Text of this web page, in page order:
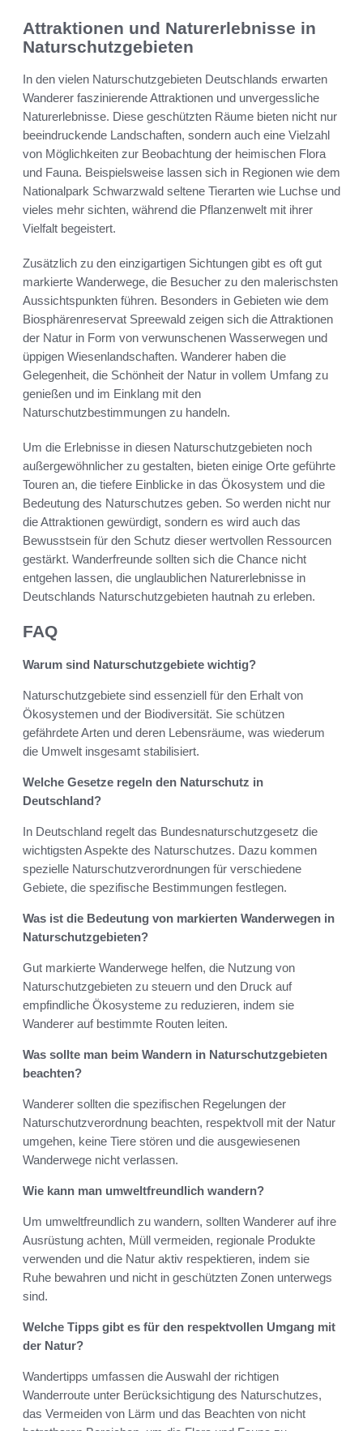
Attraktionen und Naturerlebnisse in
Naturschutzgebieten
In den vielen Naturschutzgebieten Deutschlands erwarten
Wanderer faszinierende Attraktionen und unvergessliche
Naturerlebnisse. Diese geschützten Räume bieten nicht nur
beeindruckende Landschaften, sondern auch eine Vielzahl
von Möglichkeiten zur Beobachtung der heimischen Flora
und Fauna. Beispielsweise lassen sich in Regionen wie dem
Nationalpark Schwarzwald seltene Tierarten wie Luchse und
vieles mehr sichten, während die Pflanzenwelt mit ihrer
Vielfalt begeistert.
Zusätzlich zu den einzigartigen Sichtungen gibt es oft gut
markierte Wanderwege, die Besucher zu den malerischsten
Aussichtspunkten führen. Besonders in Gebieten wie dem
Biosphärenreservat Spreewald zeigen sich die Attraktionen
der Natur in Form von verwunschenen Wasserwegen und
üppigen Wiesenlandschaften. Wanderer haben die
Gelegenheit, die Schönheit der Natur in vollem Umfang zu
genießen und im Einklang mit den
Naturschutzbestimmungen zu handeln.
Um die Erlebnisse in diesen Naturschutzgebieten noch
außergewöhnlicher zu gestalten, bieten einige Orte geführte
Touren an, die tiefere Einblicke in das Ökosystem und die
Bedeutung des Naturschutzes geben. So werden nicht nur
die Attraktionen gewürdigt, sondern es wird auch das
Bewusstsein für den Schutz dieser wertvollen Ressourcen
gestärkt. Wanderfreunde sollten sich die Chance nicht
entgehen lassen, die unglaublichen Naturerlebnisse in
Deutschlands Naturschutzgebieten hautnah zu erleben.
FAQ
Warum sind Naturschutzgebiete wichtig?
Naturschutzgebiete sind essenziell für den Erhalt von
Ökosystemen und der Biodiversität. Sie schützen
gefährdete Arten und deren Lebensräume, was wiederum
die Umwelt insgesamt stabilisiert.
Welche Gesetze regeln den Naturschutz in
Deutschland?
In Deutschland regelt das Bundesnaturschutzgesetz die
wichtigsten Aspekte des Naturschutzes. Dazu kommen
spezielle Naturschutzverordnungen für verschiedene
Gebiete, die spezifische Bestimmungen festlegen.
Was ist die Bedeutung von markierten Wanderwegen in
Naturschutzgebieten?
Gut markierte Wanderwege helfen, die Nutzung von
Naturschutzgebieten zu steuern und den Druck auf
empfindliche Ökosysteme zu reduzieren, indem sie
Wanderer auf bestimmte Routen leiten.
Was sollte man beim Wandern in Naturschutzgebieten
beachten?
Wanderer sollten die spezifischen Regelungen der
Naturschutzverordnung beachten, respektvoll mit der Natur
umgehen, keine Tiere stören und die ausgewiesenen
Wanderwege nicht verlassen.
Wie kann man umweltfreundlich wandern?
Um umweltfreundlich zu wandern, sollten Wanderer auf ihre
Ausrüstung achten, Müll vermeiden, regionale Produkte
verwenden und die Natur aktiv respektieren, indem sie
Ruhe bewahren und nicht in geschützten Zonen unterwegs
sind.
Welche Tipps gibt es für den respektvollen Umgang mit
der Natur?
Wandertipps umfassen die Auswahl der richtigen
Wanderroute unter Berücksichtigung des Naturschutzes,
das Vermeiden von Lärm und das Beachten von nicht